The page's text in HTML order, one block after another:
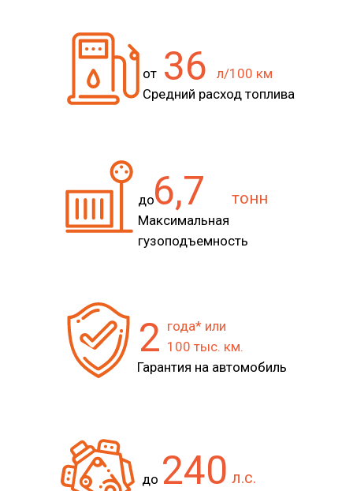
до
Максимальная
гузоподъемность
6,7 тонн
от
Средний расход топлива
36 л/100 км
Гарантия на автомобиль
2 года* или
100 тыс. км.
до 240 л.с.